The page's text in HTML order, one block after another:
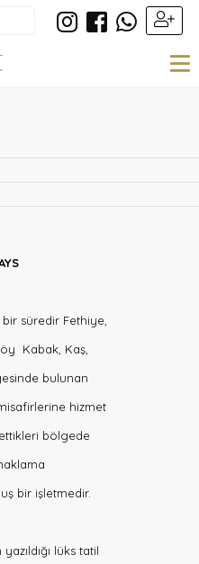
bir süredir Fethiye,
Kabak, Kaş,
bulunan
hizmet
bölgede
bir işletmedir.
lüks tatil